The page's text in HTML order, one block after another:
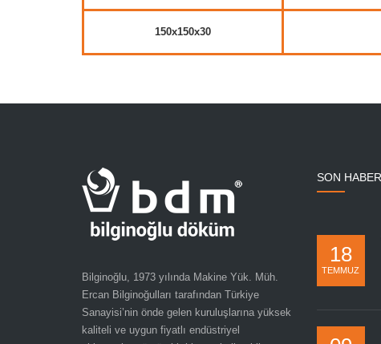
150x150x30
Bilginoğlu, 1973 yılında Makine Yük. Müh.
Ercan Bilginoğulları tarafından Türkiye
Sanayisi’nin önde gelen kuruluşlarına yüksek
kaliteli ve uygun fiyatlı endüstriyel
SON
18
TEMMUZ